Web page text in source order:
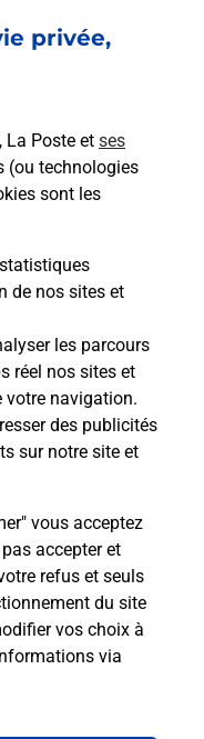
privée,
La Poste et ses
(ou technologies
sont les
de nos sites et
les parcours
réel nos sites et
navigation.
des publicités
sur notre site et
vous acceptez
accepter et
refus et seuls
du site
vos choix à
via
H DE
de contact